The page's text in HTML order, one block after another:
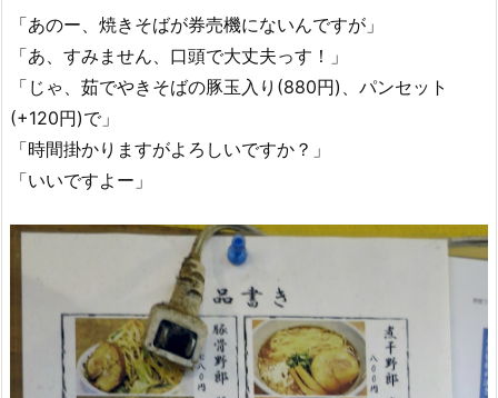
「あのー、焼きそばが券売機にないんですが」
「あ、すみません、口頭で大丈夫っす！」
「じゃ、茹でやきそばの豚玉入り(880円)、パンセット
(+120円)で」
「時間掛かりますがよろしいですか？」
「いいですよー」